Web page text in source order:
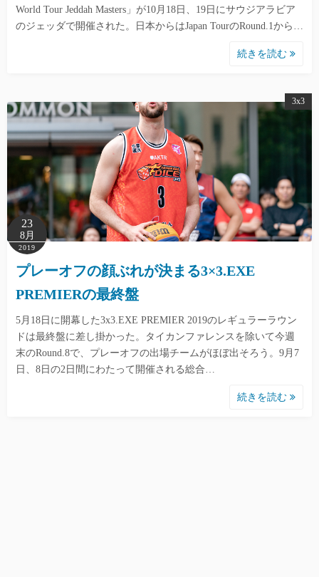
World Tour Jeddah Masters」が10月18日、19日にサウジアラビア
のジェッダで開催された。日本からはJapan TourのRound.1から…
続きを読む
3x3
23
8月
2019
プレーオフの顔ぶれが決まる3×3.EXE
PREMIERの最終盤
5月18日に開幕した3x3.EXE PREMIER 2019のレギュラーラウン
ドは最終盤に差し掛かった。タイカンファレンスを除いて今週
末のRound.8で、プレーオフの出場チームがほぼ出そろう。9月7
日、8日の2日間にわたって開催される総合…
続きを読む